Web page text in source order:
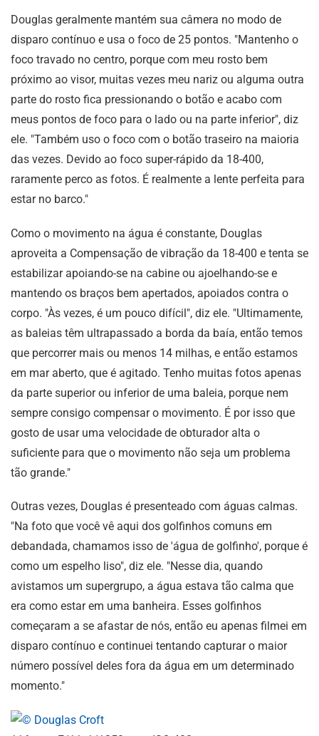
Douglas geralmente mantém sua câmera no modo de
disparo contínuo e usa o foco de 25 pontos. "Mantenho o
foco travado no centro, porque com meu rosto bem
próximo ao visor, muitas vezes meu nariz ou alguma outra
parte do rosto fica pressionando o botão e acabo com
meus pontos de foco para o lado ou na parte inferior", diz
ele. "Também uso o foco com o botão traseiro na maioria
das vezes. Devido ao foco super-rápido da 18-400,
raramente perco as fotos. É realmente a lente perfeita para
estar no barco."
Como o movimento na água é constante, Douglas
aproveita a Compensação de vibração da 18-400 e tenta se
estabilizar apoiando-se na cabine ou ajoelhando-se e
mantendo os braços bem apertados, apoiados contra o
corpo. "Às vezes, é um pouco difícil", diz ele. "Ultimamente,
as baleias têm ultrapassado a borda da baía, então temos
que percorrer mais ou menos 14 milhas, e então estamos
em mar aberto, que é agitado. Tenho muitas fotos apenas
da parte superior ou inferior de uma baleia, porque nem
sempre consigo compensar o movimento. É por isso que
gosto de usar uma velocidade de obturador alta o
suficiente para que o movimento não seja um problema
tão grande."
Outras vezes, Douglas é presenteado com águas calmas.
"Na foto que você vê aqui dos golfinhos comuns em
debandada, chamamos isso de 'água de golfinho', porque é
como um espelho liso", diz ele. "Nesse dia, quando
avistamos um supergrupo, a água estava tão calma que
era como estar em uma banheira. Esses golfinhos
começaram a se afastar de nós, então eu apenas filmei em
disparo contínuo e continuei tentando capturar o maior
número possível deles fora da água em um determinado
momento."